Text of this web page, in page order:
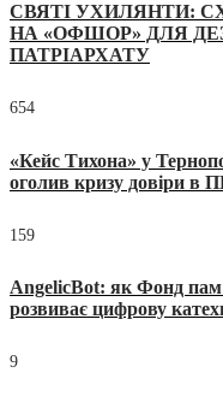
СВЯТІ УХИЛЯНТИ:
НА «ОФШОР» ДЛЯ
ПАТРІАРХАТУ
654
«Кейс Тихона» у
оголив кризу довіри в
159
AngelicBot: як Фонд
розвиває цифрову
9